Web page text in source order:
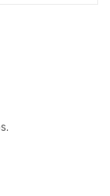
página